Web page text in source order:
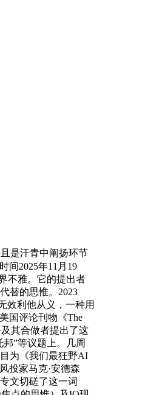
是汗青中阐扬环节
间2025年11月19
不雅。它的提出者
替的思惟。2023
效利他从义，一种用
国评论刊物《The
其合做者提出了这
”等议题上。几周
为《我们最狂野AI
投家马克·安德森
文切磋了这一词